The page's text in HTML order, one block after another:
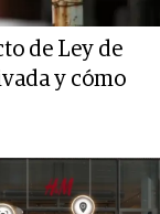
de Ley de
y cómo